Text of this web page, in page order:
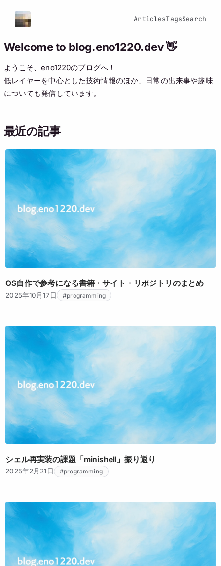
ArticlesTagsSearch
Welcome to blog.eno1220.dev 👋
ようこそ、eno1220のブログへ！
低レイヤーを中心とした技術情報のほか、日常の出来事や趣味
についても発信しています。
最近の記事
OS自作で参考になる書籍・サイト・リポジトリのまとめ
2025年10月17日 #programming
シェル再実装の課題「minishell」振り返り
2025年2月21日 #programming